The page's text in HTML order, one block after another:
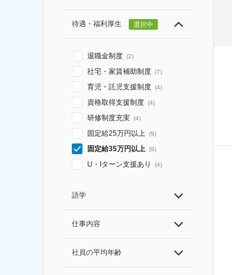
待遇・福利厚生 選択中
退職金制度 (2)
社宅・家賃補助制度 (7)
育児・託児支援制度 (4)
資格取得支援制度 (4)
研修制度充実 (4)
固定給25万円以上 (9)
固定給35万円以上 (9)
U・Iターン支援あり (4)
語学
仕事内容
社員の平均年齢